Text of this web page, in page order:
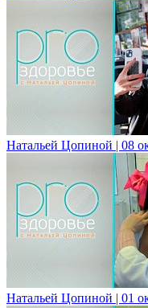
Натальей Цопиной | 08
Натальей Цопиной | 01